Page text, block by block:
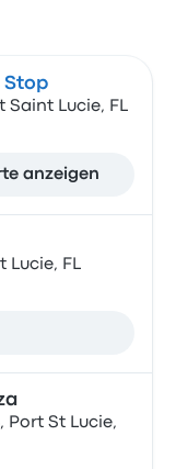
Stop
Saint Lucie, FL
anzeigen
Lucie, FL
Port St Lucie,